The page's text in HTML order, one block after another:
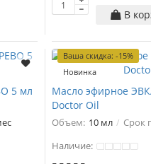
В
5 мл
Ваша скидка: -15%
Новинка
Масло эфирное
Doctor Oil
Объем: 10 мл Срок
Наличие: